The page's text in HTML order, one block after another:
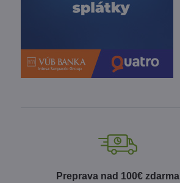
Preprava nad 100€ zdarma